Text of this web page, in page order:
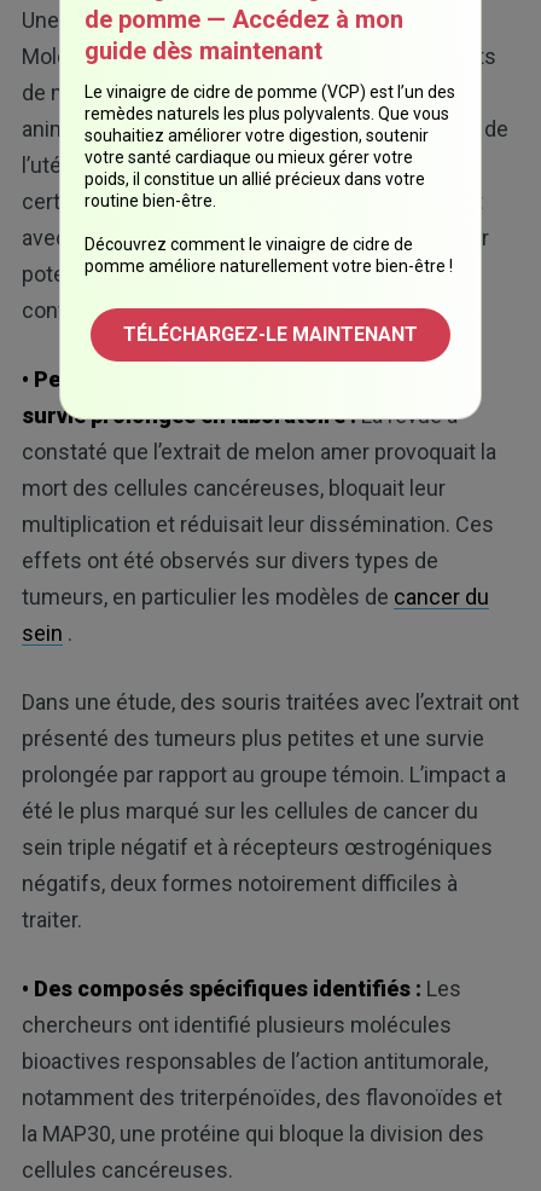
Une revue publiée dans l’International Journal of
Molecular Sciences a analysé les effets d’extraits
de melon amer sur des modèles cellulaires et
animaux de cancers du sein, de l’ovaire et du col de
l’utérus. Les chercheurs ont évalué comment
certains composants du melon amer interfèrent
avec la signalisation cellulaire cancéreuse et leur
potentiel à renforcer l’efficacité des traitements
conventionnels.
• Perturbation de la croissance tumorale et
survie prolongée en laboratoire :La revue a
constaté que l’extrait de melon amer provoquait la
mort des cellules cancéreuses, bloquait leur
multiplication et réduisait leur dissémination. Ces
effets ont été observés sur divers types de
tumeurs, en particulier les modèles de cancer du
sein .
Dans une étude, des souris traitées avec l’extrait ont
présenté des tumeurs plus petites et une survie
prolongée par rapport au groupe témoin. L’impact a
été le plus marqué sur les cellules de cancer du
sein triple négatif et à récepteurs œstrogéniques
négatifs, deux formes notoirement difficiles à
traiter.
• Des composés spécifiques identifiés : Les
chercheurs ont identifié plusieurs molécules
bioactives responsables de l’action antitumorale,
notamment des triterpénoïdes, des flavonoïdes et
la MAP30, une protéine qui bloque la division des
cellules cancéreuses.
de pomme — Accédez à mon
guide dès maintenant
Le vinaigre de cidre de pomme (VCP) est l’un des
remèdes naturels les plus polyvalents. Que vous
souhaitiez améliorer votre digestion, soutenir
votre santé cardiaque ou mieux gérer votre
poids, il constitue un allié précieux dans votre
routine bien-être.
Découvrez comment le vinaigre de cidre de
pomme améliore naturellement votre bien-être !
TÉLÉCHARGEZ-LE MAINTENANT